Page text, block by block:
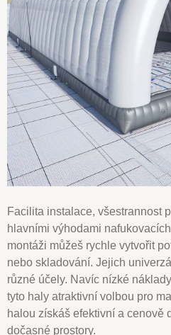
Facilita instalace, všestrannost
hlavními výhodami
montáži můžeš rychle vytvořit
nebo skladování. Jejich
různé účely. Navíc nízké
tyto haly atraktivní volbou pro
halou získáš efektivní a cenově
dočasné prostory.